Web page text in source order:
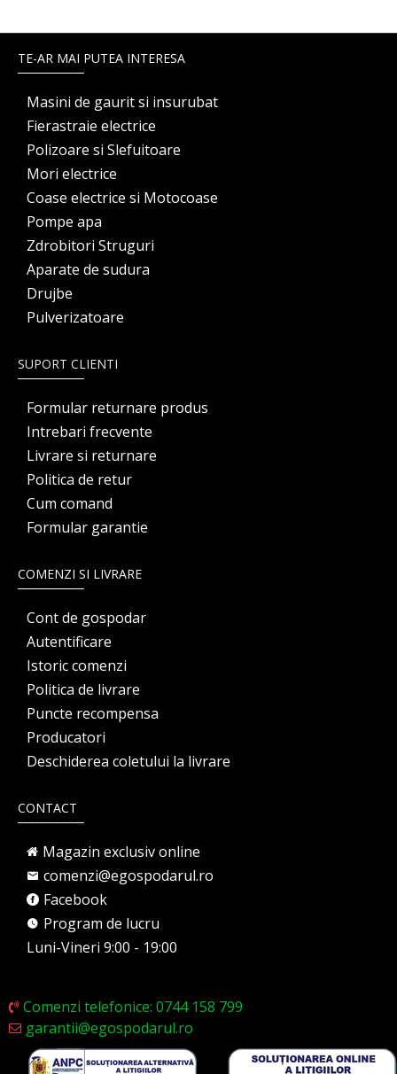
TE-AR MAI PUTEA INTERESA
Masini de gaurit si insurubat
Fierastraie electrice
Polizoare si Slefuitoare
Mori electrice
Coase electrice si Motocoase
Pompe apa
Zdrobitori Struguri
Aparate de sudura
Drujbe
Pulverizatoare
SUPORT CLIENTI
Formular returnare produs
Intrebari frecvente
Livrare si returnare
Politica de retur
Cum comand
Formular garantie
COMENZI SI LIVRARE
Cont de gospodar
Autentificare
Istoric comenzi
Politica de livrare
Puncte recompensa
Producatori
Deschiderea coletului la livrare
CONTACT
Magazin exclusiv online
comenzi@egospodarul.ro
Facebook
Program de lucru
Luni-Vineri 9:00 - 19:00
Comenzi telefonice: 0744 158 799
garantii@egospodarul.ro